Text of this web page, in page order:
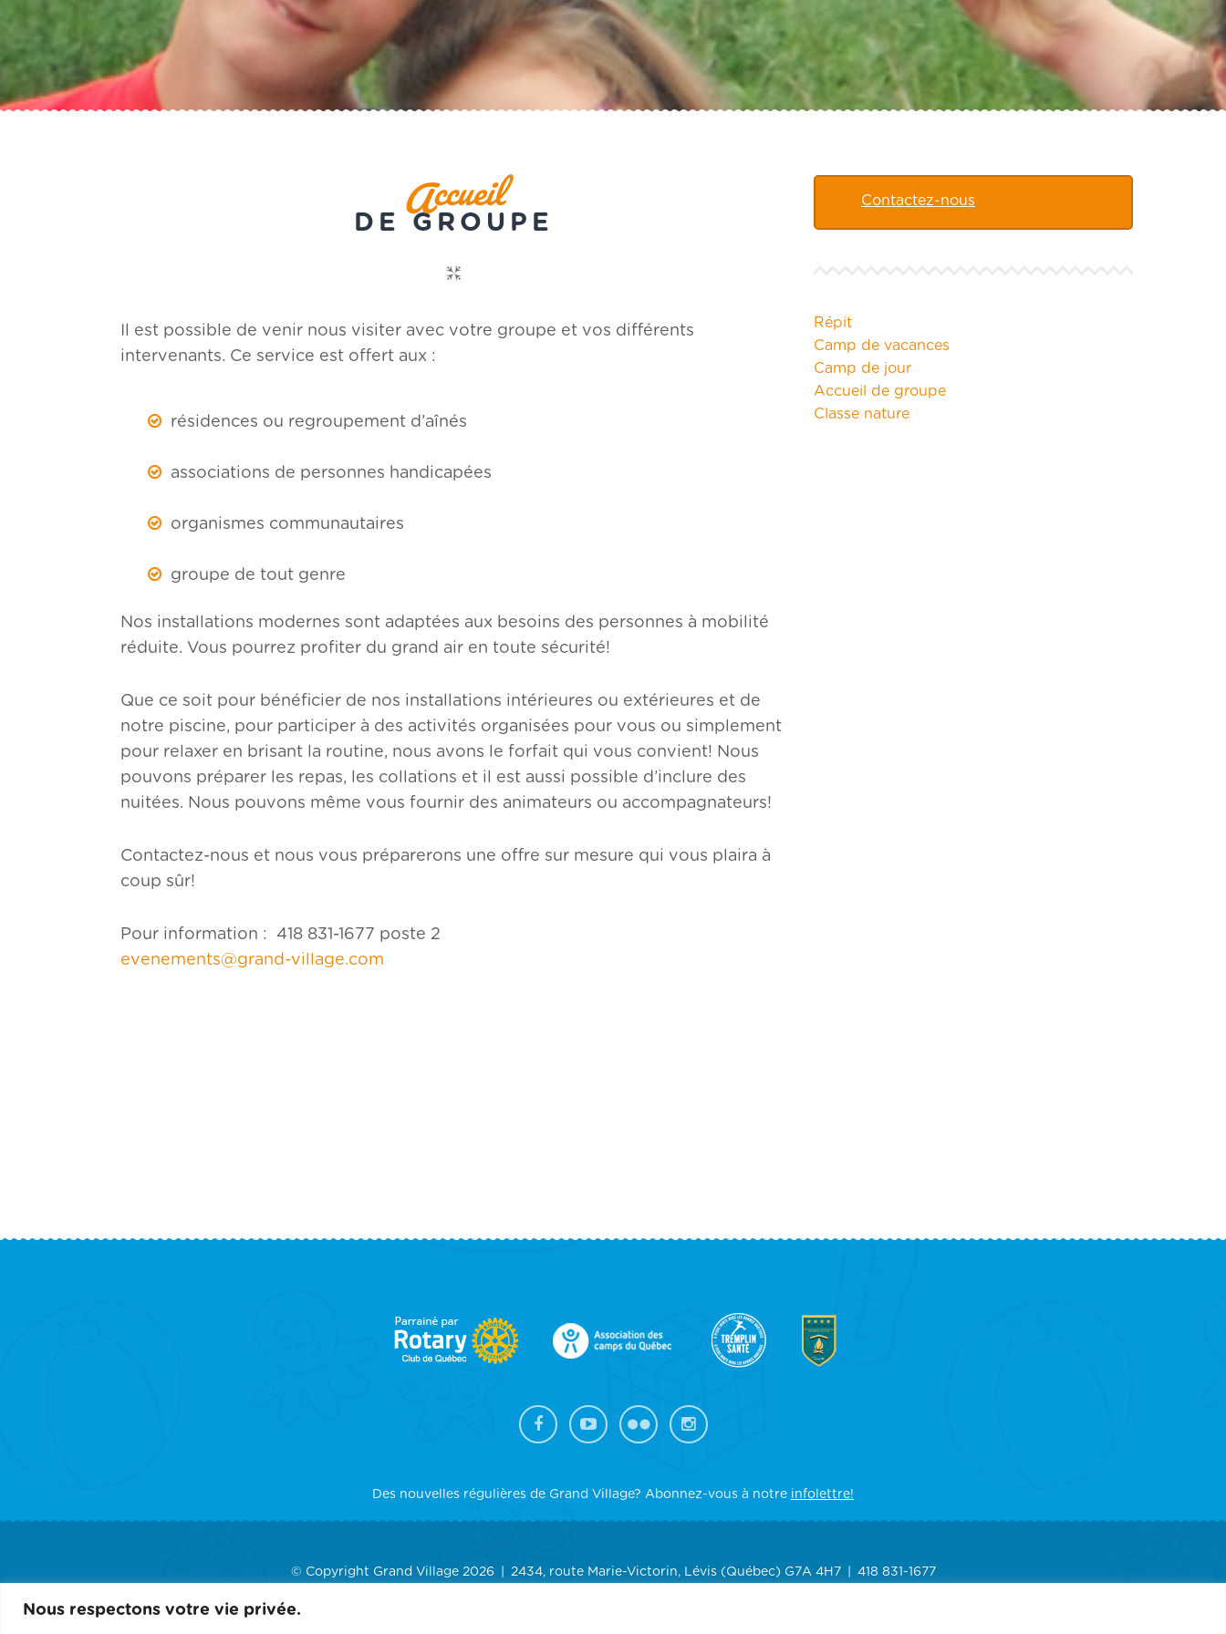
Nous respectons votre vie privée.
Accueil
DE GROUPE
Il est possible de venir nous visiter avec votre groupe et vos différents
intervenants. Ce service est offert aux :
résidences ou regroupement d’aînés
associations de personnes handicapées
organismes communautaires
groupe de tout genre
Nos installations modernes sont adaptées aux besoins des personnes à mobilité
réduite. Vous pourrez profiter du grand air en toute sécurité!
Que ce soit pour bénéficier de nos installations intérieures ou extérieures et de
notre piscine, pour participer à des activités organisées pour vous ou simplement
pour relaxer en brisant la routine, nous avons le forfait qui vous convient! Nous
pouvons préparer les repas, les collations et il est aussi possible d’inclure des
nuitées. Nous pouvons même vous fournir des animateurs ou accompagnateurs!
Contactez-nous et nous vous préparerons une offre sur mesure qui vous plaira à
coup sûr!
Pour information : 418 831-1677 poste 2
evenements@grand-village.com
Contactez-nous
Répit
Camp de vacances
Camp de jour
Accueil de groupe
Classe nature
FOOTER
SIDEBAR
Des nouvelles régulières de Grand Village? Abonnez-vous à notre infolettre!
© Copyright Grand Village 2026 2434, route Marie-Victorin, Lévis (Québec) G7A 4H7 418 831-1677